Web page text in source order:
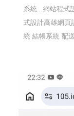
系統...網站程式
式設計高雄網頁
統 結帳系統 配